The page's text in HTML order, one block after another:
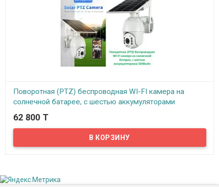
Поворотная (PTZ) беспроводная WI-FI камера на
солнечной батарее, с шестью аккумуляторами
3200мАч, 6XPTZ-19200
Предлагаем поворотную (PTZ) беспроводную WI-FI камеру на
62 800 T